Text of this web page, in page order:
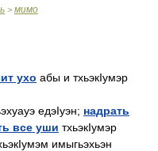
> мимо
ухо абы и тхьэкIумэр
едэIуэн; надрать
все уши тхьэкIумэр
имыгьэхьэн